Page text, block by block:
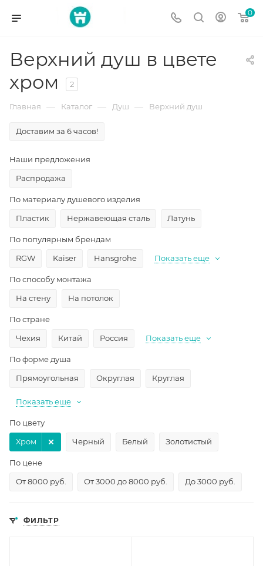
0
Верхний душ в цвете
хром
2
Главная — Каталог — Душ — Верхний душ
Доставим за 6 часов!
Наши предложения
Распродажа
По материалу душевого изделия
Пластик
Нержавеющая сталь Латунь
По популярным брендам
RGW
Kaiser Hansgrohe Показать еще
По способу монтажа
На стену
На потолок
По стране
Чехия
Китай Россия Показать еще
По форме душа
Прямоугольная
Округлая Круглая
Показать еще
По цвету
Черный
Белый Золотистый
Хром
По цене
От 8000 руб.
От 3000 до 8000 руб. До 3000 руб.
ФИЛЬТР